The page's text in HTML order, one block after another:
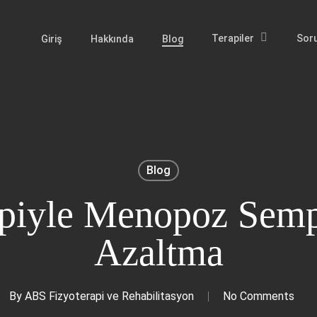
Giriş Hakkında Blog Terapiler
Blog
Menopoz
Azaltma
By ABS Fizyoterapi ve Rehabilitasyon No Comments